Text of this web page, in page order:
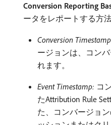
Conversion Reporting
ータをレポートする方法
Conversion
ージョンは、コン
れます。
Event Timestamp: コ
たAttribution Rule
た、コンバージョ